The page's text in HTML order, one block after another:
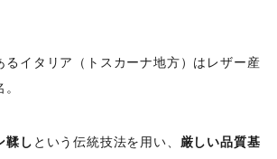
るイタリア（トスカーナ地方）はレザー産
鞣し という伝統技法を用い、 厳しい品質基